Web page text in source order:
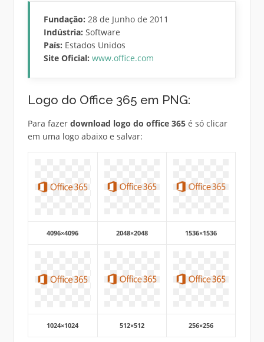
Fundação: 28 de Junho de 2011
Indústria: Software
País: Estados Unidos
Site Oficial: www.office.com
Logo do Office 365 em PNG:
Para fazer download logo do office 365é só clicar
em uma logo abaixo e salvar:
4096×4096 2048×2048 1536×1536
1024×1024 512×512 256×256